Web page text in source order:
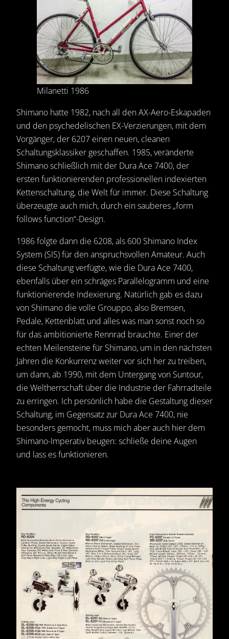
Milanetti 1986
Shimano hatte 1982, nach all den AX-Aero-Eskapaden
und den psychedelischen EX-Verzierungen, mit dem
Vorgänger, der 6207 einen neuen, cleanen
Schaltungsklassiker geschaffen. 1985, veränderte
Shimano schließlich mit der Dura Ace 7400, der
ersten funktionierenden professionellen indexierten
Kettenschaltung, die Welt für immer. Diese Schaltung
überzeugte auch mich, durch ein sauberes „form
follows function“-Design.
1986 folgte dann die 6208, als 600 Shimano Index
System (SIS) für den anspruchsvollen Amateur. Auch
diese Schaltung verfügte, wie die Dura Ace 7400,
ebenfalls über ein schräges Parallelogramm und eine
funktionierende Indexierung. Natürlich gab es dazu
von Shimano die volle Grouppo, also Bremsen,
Pedale, Kettenblatt und alles was man sonst noch so
für das ambitionierte Rennrad brauchte. Einer der
echten Meilensteine für Shimano, um in den nächsten
Jahren die Konkurrenz weiter vor sich her zu treiben,
um dann, ab 1990, mit dem Untergang von Suntour,
die Weltherrschaft über die Industrie der Fahrradteile
zu erringen. Ich persönlich habe die Gestaltung dieser
Schaltung, im Gegensatz zur Dura Ace 7400, nie
besonders gemocht, muss mich aber auch hier dem
Shimano-Imperativ beugen: schließe deine Augen
und lass es funktionieren.